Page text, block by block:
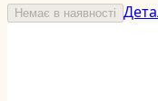
Немає в наявності